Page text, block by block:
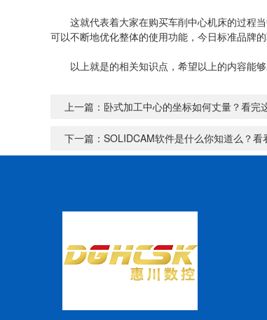
这就代表着大家在购买车削中心机床的过程当
可以不断地优化整体的使用功能，今日标准品牌
以上就是的相关知识点，希望以上的内容能够
上一篇： 卧式加工中心的坐标如何丈量？看完
下一篇： SOLIDCAM软件是什么你知道么？看